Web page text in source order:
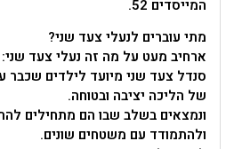
המייסדים 52.
מתי עוברים לנעלי צעד שני?
ארחיב מעט על מה זה נעלי צעד שני:
סנדל צעד שני מיועד לילדים שכבר
של הליכה יציבה ובטוחה.
ונמצאים בשלב שבו הם מתחילים
ולהתמודד עם משטחים שונים.